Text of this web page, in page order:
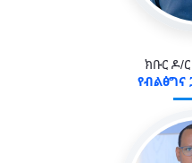
ክቡር ዶ/
የብልፅግና